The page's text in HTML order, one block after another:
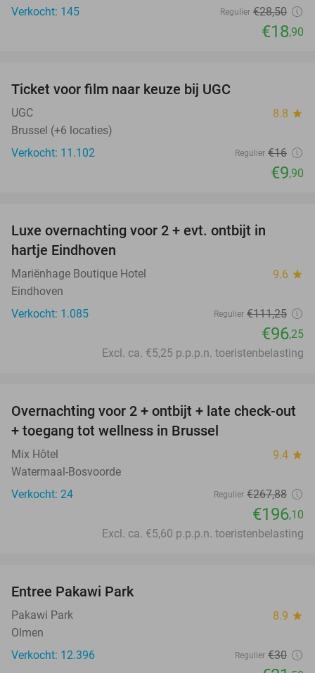
Verkocht: 145 Regulier €28,50
€18,90
Ticket voor film naar keuze bij UGC
UGC 8.8 star
Brussel (+6 locaties)
Verkocht: 11.102
Regulier €16
€9,90
Luxe overnachting voor 2 + evt. ontbijt in
hartje Eindhoven
Mariënhage Boutique Hotel 9.6 star
Eindhoven
Verkocht: 1.085
Regulier €111,25
€96,25
Excl. ca. €5,25 p.p.p.n. toeristenbelasting
27%
Overnachting voor 2 + ontbijt + late check-out
+ toegang tot wellness in Brussel
Mix Hôtel 9.4 star
Watermaal-Bosvoorde
Verkocht: 24
Regulier €267,88
€196,10
Excl. ca. €5,60 p.p.p.n. toeristenbelasting
Entree Pakawi Park
Pakawi Park 8.9 star
Olmen
Verkocht: 12.396
Regulier €30